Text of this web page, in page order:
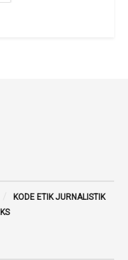
KODE ETIK JURNALISTIK